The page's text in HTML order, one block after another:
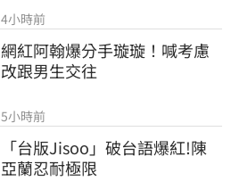
4小時前
網紅阿翰爆分手璇璇！喊考慮
改跟男生交往
5小時前
「台版Jisoo」破台語爆紅!陳
亞蘭忍耐極限